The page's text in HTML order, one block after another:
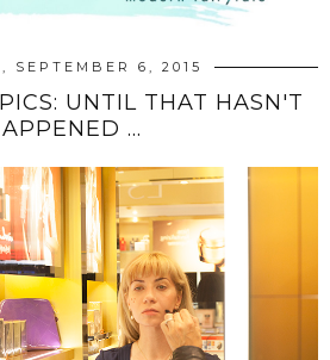
SEPTEMBER 6, 2015
UNTIL THAT HASN'T
...